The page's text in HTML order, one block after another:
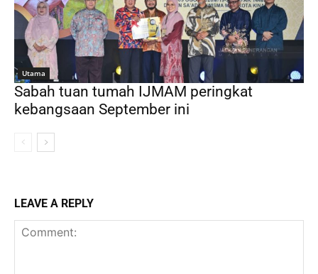
Utama
Sabah tuan tumah IJMAM peringkat
kebangsaan September ini
LEAVE A REPLY